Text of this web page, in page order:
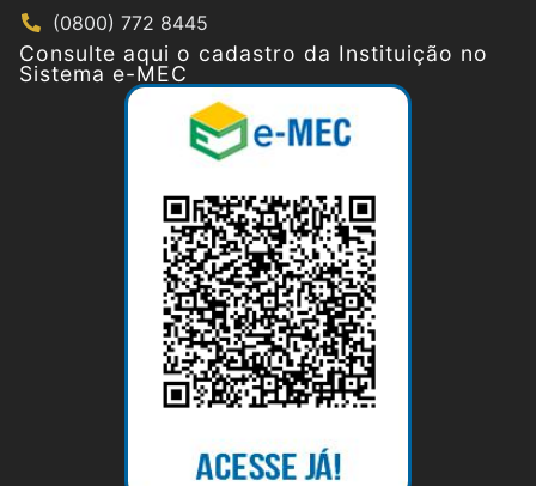
(0800) 772 8445
Consulte aqui o cadastro da Instituição no
Sistema e-MEC